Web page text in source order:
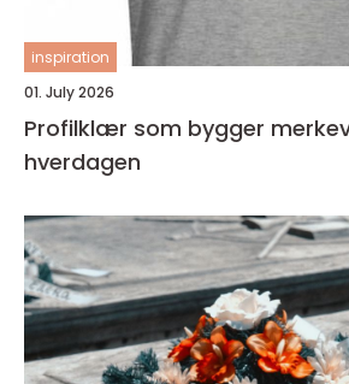
inspiration
01. July 2026
Profilklær som bygger
hverdagen